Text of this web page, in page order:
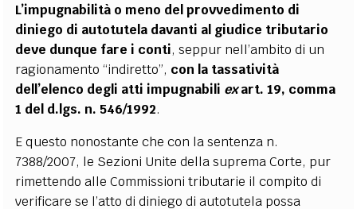
L’impugnabilità o meno del provvedimento di
diniego di autotutela davanti al giudice tributario
deve dunque fare i conti, seppur nell’ambito di un
ragionamento “indiretto”, con la tassatività
dell’elenco degli atti impugnabili exart. 19, comma
1 del d.lgs. n. 546/1992.
E questo nonostante che con la sentenza n.
7388/2007, le Sezioni Unite della suprema Corte, pur
rimettendo alle Commissioni tributarie il compito di
verificare se l’atto di diniego di autotutela possa